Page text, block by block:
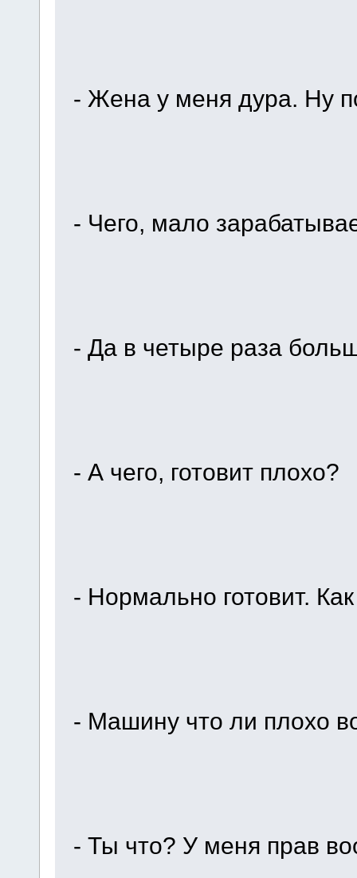
- Жена у меня дура. Ну
- Чего, мало
- Да в четыре раза
- А чего, готовит плохо?
- Нормально готовит.
- Машину что ли плохо
- Ты что? У меня прав